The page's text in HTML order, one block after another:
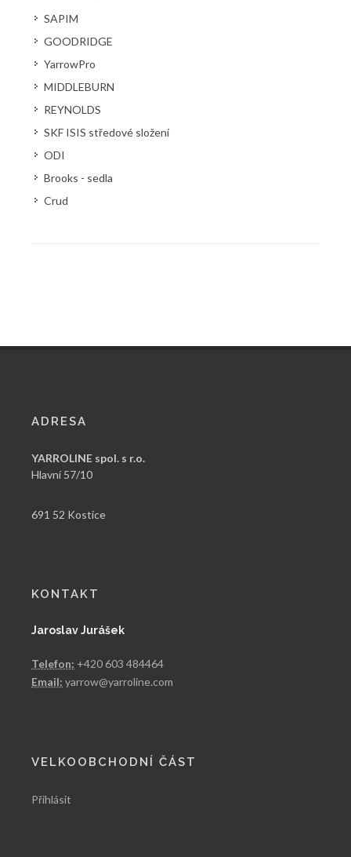
SAPIM
GOODRIDGE
YarrowPro
MIDDLEBURN
REYNOLDS
SKF ISIS středové složení
ODI
Brooks - sedla
Crud
ADRESA
YARROLINE spol. s r.o.
Hlavní 57/10
691 52 Kostice
KONTAKT
Jaroslav Jurášek
Telefon: +420 603 484464
Email: yarrow@yarroline.com
VELKOOBCHODNÍ ČÁST
Přihlásit